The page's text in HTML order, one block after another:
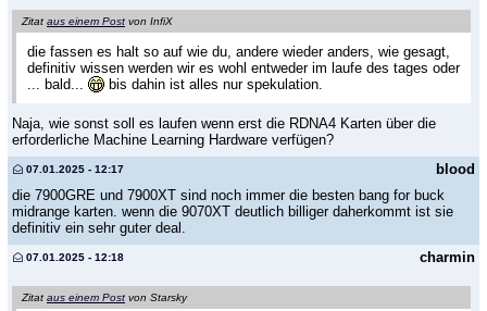
Zitat aus einem Post von InfiX
die fassen es halt so auf wie du, andere wieder anders, wie gesagt,
definitiv wissen werden wir es wohl entweder im laufe des tages oder
... bald...
bis dahin ist alles nur spekulation.
Naja, wie sonst soll es laufen wenn erst die RDNA4 Karten über die
erforderliche Machine Learning Hardware verfügen?
blood
07.01.2025 - 12:17
die 7900GRE und 7900XT sind noch immer die besten bang for buck
midrange karten. wenn die 9070XT deutlich billiger daherkommt ist sie
definitiv ein sehr guter deal.
charmin
07.01.2025 - 12:18
Zitat aus einem Post von Starsky